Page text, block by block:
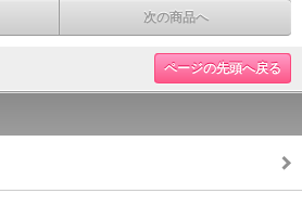
次の商品へ
ページの先頭へ戻る